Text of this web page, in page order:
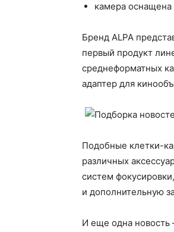
камера
Бренд ALPA
первый продукт
среднеформатных
адаптер для
Подобные клетки-
различных
систем
и дополнительную
И еще одна новость